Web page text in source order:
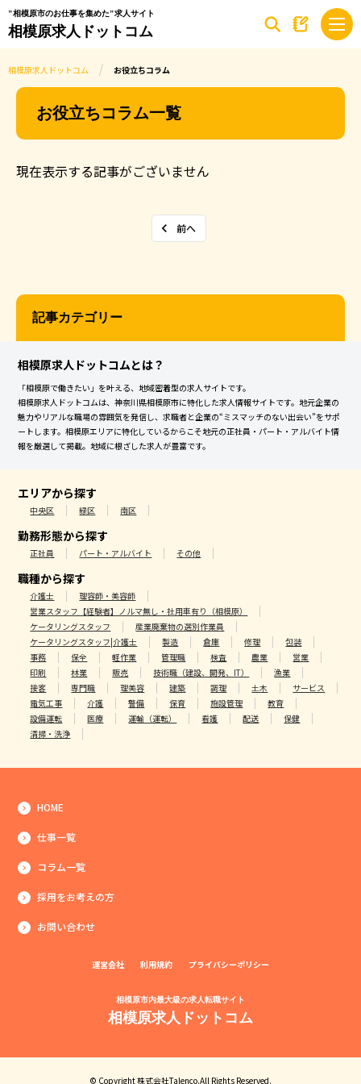
"相模原市のお仕事を集めた"求人サイト
相模原求人ドットコム
相模原求人ドットコム お役立ちコラム
お役立ちコラム一覧
現在表示する記事がございません
前へ
記事カテゴリー
相模原求人ドットコムとは？
「相模原で働きたい」を叶える、地域密着型の求人サイトです。
相模原求人ドットコムは、神奈川県相模原市に特化した求人情報サイトです。地元企業の
魅力やリアルな職場の雰囲気を発信し、求職者と企業の“ミスマッチのない出会い”をサポ
ートします。相模原エリアに特化しているからこそ地元の正社員・パート・アルバイト情
報を厳選して掲載。地域に根ざした求人が豊富です。
エリアから探す
中央区 緑区 南区
勤務形態から探す
正社員 パート・アルバイト その他
職種から探す
介護士
理容師・美容師
営業スタッフ【経験者】ノルマ無し・社用車有り（相模原）
ケータリングスタッフ
産業廃棄物の選別作業員
ケータリングスタッフ|介護士
製造 倉庫 修理
包装
事務
保全 軽作業 管理職 検査 農業
営業
印刷
林業 販売 技術職（建設、開発、IT）
漁業
接客
専門職 理美容 建築 調理 土木
サービス
電気工事
介護 警備 保育 施設管理
教育
設備運転
医療 運輸（運転） 看護 配送
保健
清掃・洗浄
HOME
仕事一覧
コラム一覧
採用をお考えの方
お問い合わせ
運営会社 利用規約 プライバシーポリシー
相模原市内最大級の求人転職サイト
相模原求人ドットコム
© Copyright 株式会社Talenco.All Rights Reserved.